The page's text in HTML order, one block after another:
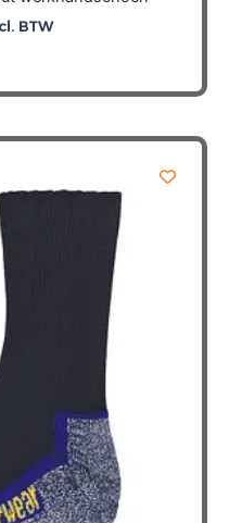
BTW